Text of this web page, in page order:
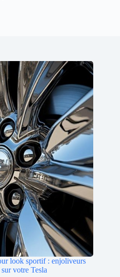
look sportif : enjoliveurs
votre Tesla